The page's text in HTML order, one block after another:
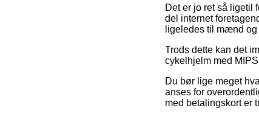
Det er jo ret så ligetil
del internet
ligeledes til mænd
Trods dette kan det
cykelhjelm med
Du bør lige meget
anses for
med betalingskort er